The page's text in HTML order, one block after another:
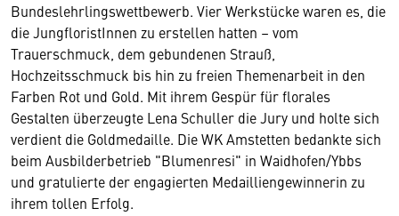
Bundeslehrlingswettbewerb. Vier Werkstücke waren es, die
die JungfloristInnen zu erstellen hatten – vom
Trauerschmuck, dem gebundenen Strauß,
Hochzeitsschmuck bis hin zu freien Themenarbeit in den
Farben Rot und Gold. Mit ihrem Gespür für florales
Gestalten überzeugte Lena Schuller die Jury und holte sich
verdient die Goldmedaille. Die WK Amstetten bedankte sich
beim Ausbilderbetrieb "Blumenresi" in Waidhofen/Ybbs
und gratulierte der engagierten Medailliengewinnerin zu
ihrem tollen Erfolg.